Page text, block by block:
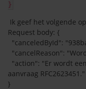
}
Ik geef het volgende
Request body: {
"canceledById":
"cancelReason":
"action": "Er wordt
aanvraag RFC2623451."
}